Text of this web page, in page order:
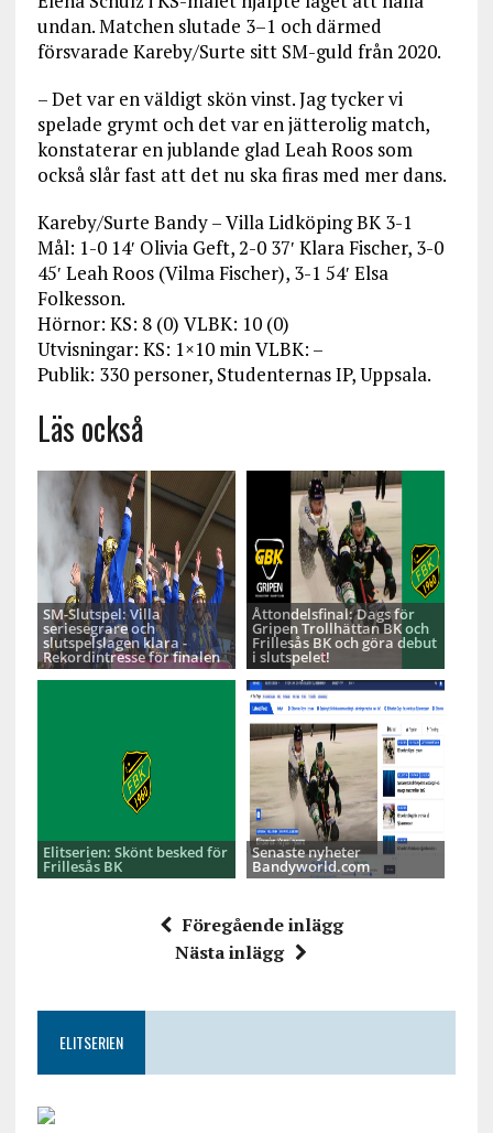
undan. Matchen slutade 3–1 och därmed
försvarade Kareby/Surte sitt SM-guld från 2020.
– Det var en väldigt skön vinst. Jag tycker vi
spelade grymt och det var en jätterolig match,
konstaterar en jublande glad Leah Roos som
också slår fast att det nu ska firas med mer dans.
Kareby/Surte Bandy – Villa Lidköping BK 3-1
Mål: 1-0 14′ Olivia Geft, 2-0 37′ Klara Fischer, 3-0
45′ Leah Roos (Vilma Fischer), 3-1 54′ Elsa
Folkesson.
Hörnor: KS: 8 (0) VLBK: 10 (0)
Utvisningar: KS: 1×10 min VLBK: –
Publik: 330 personer, Studenternas IP, Uppsala.
Läs också
SM-Slutspel: Villa
seriesegrare och
slutspelslagen klara -
Rekordintresse för finalen
Åttondelsfinal: Dags för
Gripen Trollhättan BK och
Frillesås BK och göra debut
i slutspelet!
Elitserien: Skönt besked för
Frillesås BK
Senaste nyheter
Bandyworld.com
Föregående inlägg
Nästa inlägg
ELITSERIEN